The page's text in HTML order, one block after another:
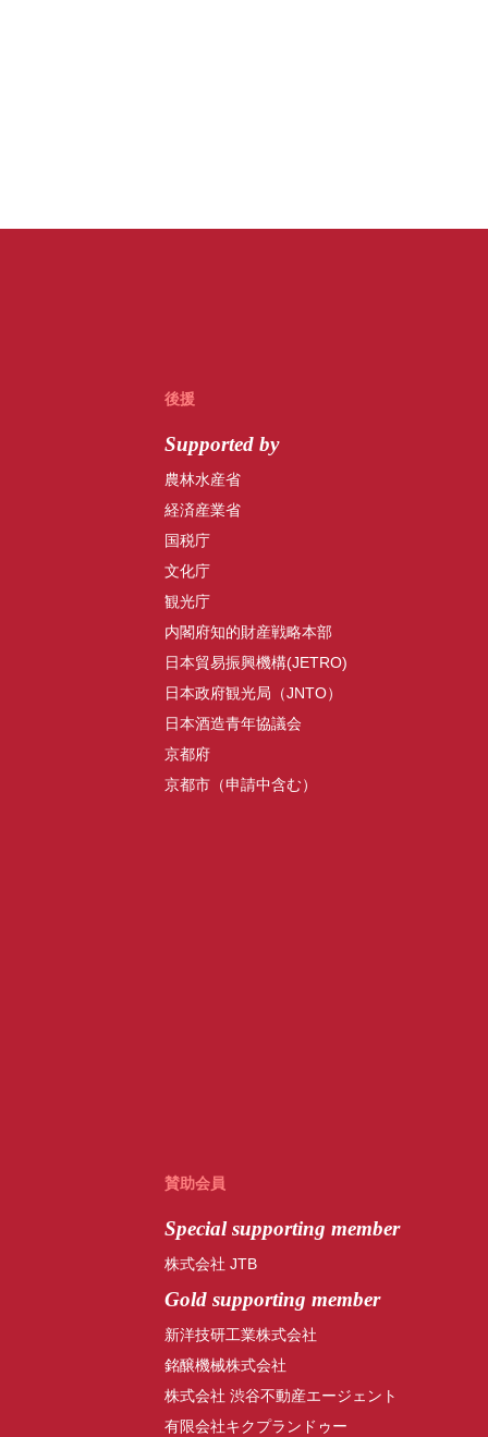
後援
Supported by
農林水産省
経済産業省
国税庁
文化庁
観光庁
内閣府知的財産戦略本部
日本貿易振興機構(JETRO)
日本政府観光局（JNTO）
日本酒造青年協議会
京都府
京都市（申請中含む）
賛助会員
Specialsupporting member
株式会社 JTB
Gold supporting member
新洋技研工業株式会社
銘醸機械株式会社
株式会社 渋谷不動産エージェント
有限会社キクプランドゥー